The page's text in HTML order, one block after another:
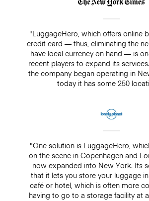
"LuggageHero, which offers online
credit card — thus, eliminating the
have local currency on hand — is
recent players to expand its
the company began operating in
today it has some 250
"One solution is LuggageHero,
on the scene in Copenhagen and
now expanded into New York. Its
that it lets you store your luggage
café or hotel, which is often more
having to go to a storage facility at